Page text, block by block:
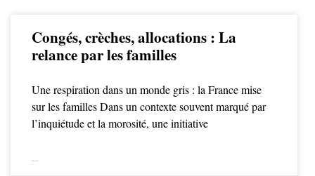
Congés, crèches, allocations : La
relance par les familles
Une respiration dans un monde gris : la France mise
sur les familles Dans un contexte souvent marqué par
l’inquiétude et la morosité, une initiative